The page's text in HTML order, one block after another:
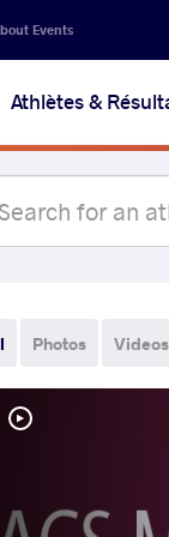
Events
Athlètes &
Photos Videos